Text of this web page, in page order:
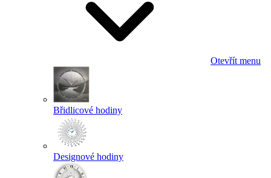
Otevřít menu
Břidlicové hodiny
Designové hodiny